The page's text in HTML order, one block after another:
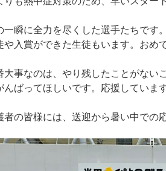
瞬に全力を尽くした選手たちです
や入賞ができた生徒もいます。おめ
事なのは、やり残したことがない
んばってほしいです。応援しています
の皆様には、送迎から暑い中での